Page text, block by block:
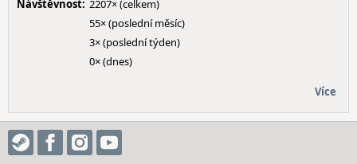
Návštěvnost: 2207× (celkem)
55× (poslední měsíc)
3× (poslední týden)
0× (dnes)
Více